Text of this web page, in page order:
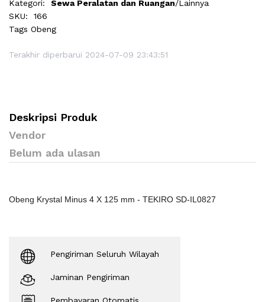
Kategori:
Sewa Peralatan dan Ruangan/Lainnya
SKU:
166
Tags Obeng
Terakhir diperbarui 2024-07-09 23:43:51
Deskripsi Produk
Vendor
Belum ada ulasan
Obeng Krystal Minus 4 X 125 mm - TEKIRO SD-IL0827
Pengiriman Seluruh Wilayah
Jaminan Pengiriman